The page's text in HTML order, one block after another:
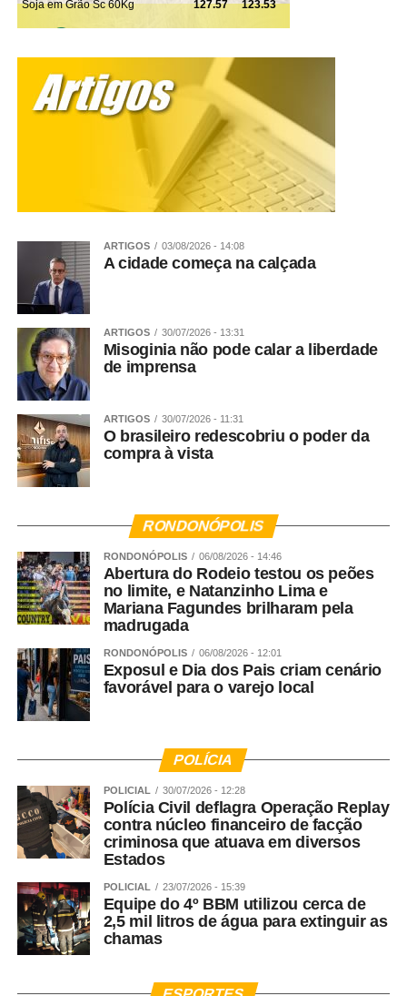
ARTIGOS 03/08/2026 - 14:08
A cidade começa na calçada
ARTIGOS 30/07/2026 - 13:31
Misoginia não pode calar a liberdade
de imprensa
ARTIGOS 30/07/2026 - 11:31
O brasileiro redescobriu o poder da
compra à vista
RONDONÓPOLIS
RONDONÓPOLIS 06/08/2026 - 14:46
Abertura do Rodeio testou os peões
no limite, e Natanzinho Lima e
Mariana Fagundes brilharam pela
madrugada
RONDONÓPOLIS 06/08/2026 - 12:01
Exposul e Dia dos Pais criam cenário
favorável para o varejo local
POLÍCIA
POLICIAL 30/07/2026 - 12:28
Polícia Civil deflagra Operação Replay
contra núcleo financeiro de facção
criminosa que atuava em diversos
Estados
POLICIAL 23/07/2026 - 15:39
Equipe do 4º BBM utilizou cerca de
2,5 mil litros de água para extinguir as
chamas